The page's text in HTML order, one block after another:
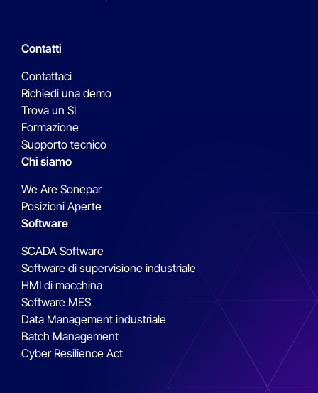
Contatti
Contattaci
Richiedi una demo
Trova un SI
Formazione
Supporto tecnico
Chi siamo
We Are Sonepar
Posizioni Aperte
Software
SCADA Software
Software di supervisione industriale
HMI di macchina
Software MES
Data Management industriale
Batch Management
Cyber Resilience Act